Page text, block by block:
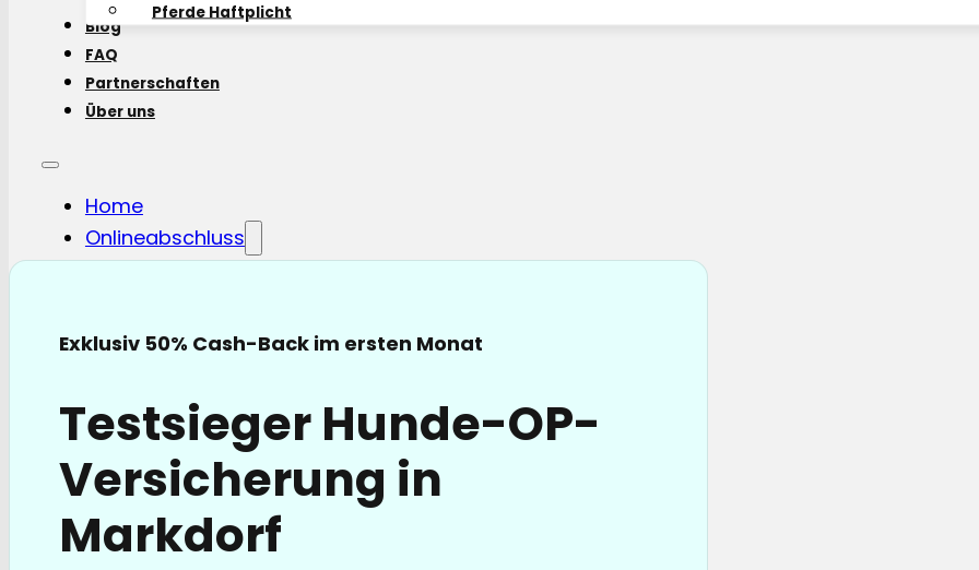
Pferde Haftplicht
Blog
FAQ
Partnerschaften
Über uns
Home
Onlineabschluss
Hunde-OP
Katzen-KV
Pferde Haftplicht
Blog
FAQ
Partnerschaften
Über uns
Exklusiv 50% Cash-Back im ersten Monat
Testsieger Hunde-OP-
Versicherung in
Markdorf